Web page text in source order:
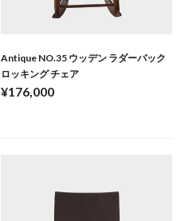
Antique NO.35 ウッデン ラダーバック
ロッキング チェア
¥176,000